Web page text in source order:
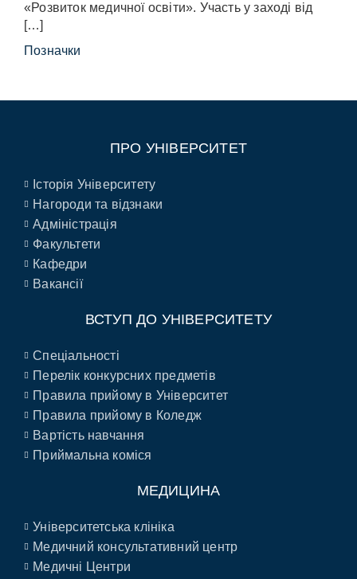
«Розвиток медичної освіти». Участь у заході від
[…]
Позначки
ПРО УНІВЕРСИТЕТ
Історія Університету
Нагороди та відзнаки
Адміністрація
Факультети
Кафедри
Вакансії
ВСТУП ДО УНІВЕРСИТЕТУ
Спеціальності
Перелік конкурсних предметів
Правила прийому в Університет
Правила прийому в Коледж
Вартість навчання
Приймальна коміся
МЕДИЦИНА
Університетська клініка
Медичний консультативний центр
Медичні Центри